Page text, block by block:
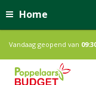
Home
Vandaag geopend van